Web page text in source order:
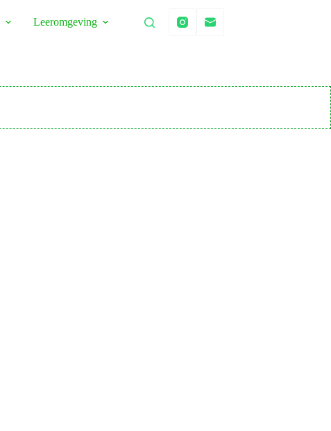
Leeromgeving